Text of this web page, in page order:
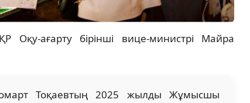
ағарту бірінші вице-министрі Майра
Тоқаевтың 2025 жылды Жұмысшы